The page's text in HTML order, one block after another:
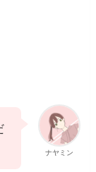
ナヤミン